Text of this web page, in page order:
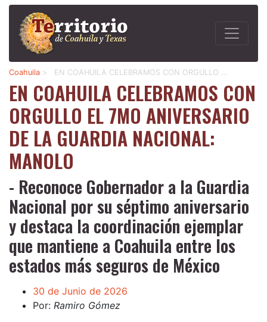
Coahuila > EN COAHUILA CELEBRAMOS CON ORGULLO …
EN COAHUILA CELEBRAMOS CON
ORGULLO EL 7MO ANIVERSARIO
DE LA GUARDIA NACIONAL:
MANOLO
- Reconoce Gobernador a la Guardia
Nacional por su séptimo aniversario
y destaca la coordinación ejemplar
que mantiene a Coahuila entre los
estados más seguros de México
30 de Junio de 2026
Por: Ramiro Gómez